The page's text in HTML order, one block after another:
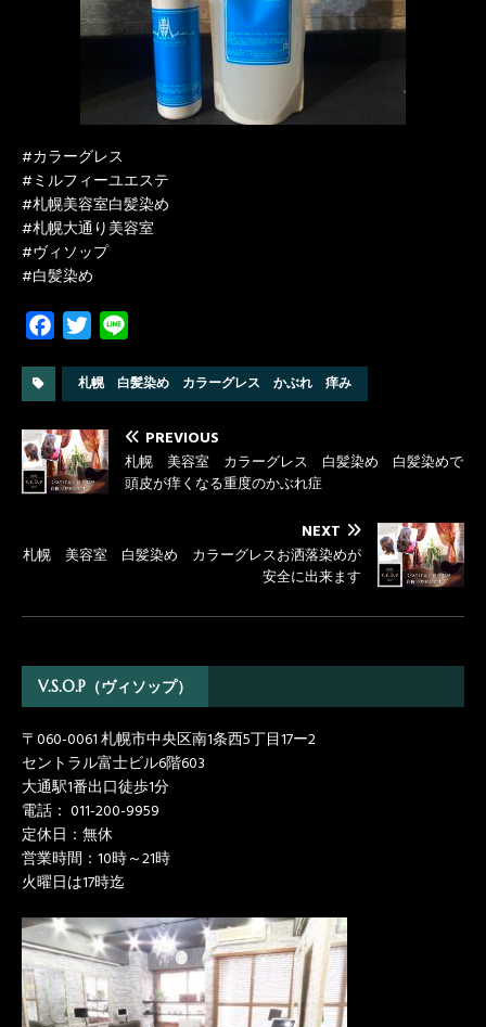
#カラーグレス
#ミルフィーユエステ
#札幌美容室白髪染め
#札幌大通り美容室
#ヴィソップ
#白髪染め
e
b
o
o
i
t
t
e
r
n
e
札幌 白髪染め カラーグレス かぶれ 痒み
PREVIOUS
札幌 美容室 カラーグレス 白髪染め 白髪染めで
頭皮が痒くなる重度のかぶれ症
NEXT
札幌 美容室 白髪染め カラーグレスお洒落染めが
安全に出来ます
V.S.O.P（ヴィソップ）
〒060-0061 札幌市中央区南1条西5丁目17ー2
セントラル富士ビル6階603
大通駅1番出口徒歩1分
電話： 011-200-9959
定休日：無休
営業時間：10時～21時
火曜日は17時迄